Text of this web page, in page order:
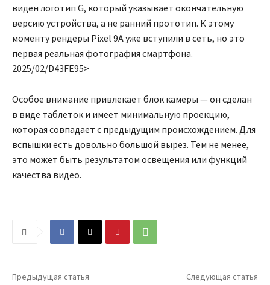
виден логотип G, который указывает окончательную
версию устройства, а не ранний прототип. К этому
моменту рендеры Pixel 9A уже вступили в сеть, но это
первая реальная фотография смартфона.
2025/02/D43FE95>
Особое внимание привлекает блок камеры — он сделан
в виде таблеток и имеет минимальную проекцию,
которая совпадает с предыдущим происхождением. Для
вспышки есть довольно большой вырез. Тем не менее,
это может быть результатом освещения или функций
качества видео.
Предыдущая статья Следующая статья